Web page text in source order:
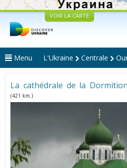
VOIR LA CARTE
Menu L'Ukraine Centrale
La cathédrale de la Dormition
(421 km.)